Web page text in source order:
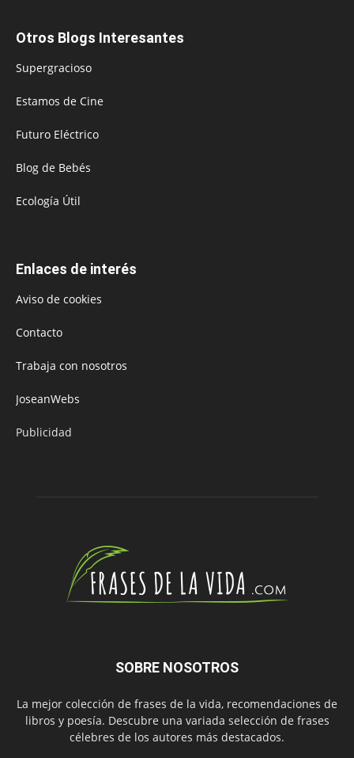
Otros Blogs Interesantes
Supergracioso
Estamos de Cine
Futuro Eléctrico
Blog de Bebés
Ecología Útil
Enlaces de interés
Aviso de cookies
Contacto
Trabaja con nosotros
JoseanWebs
Publicidad
SOBRE NOSOTROS
La mejor colección de frases de la vida, recomendaciones de
libros y poesía. Descubre una variada selección de frases
célebres de los autores más destacados.